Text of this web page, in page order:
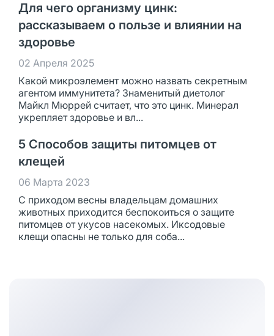
Для чего организму цинк:
рассказываем о пользе и влиянии на
здоровье
02 Апреля 2025
Какой микроэлемент можно назвать секретным
агентом иммунитета? Знаменитый диетолог
Майкл Мюррей считает, что это цинк. Минерал
укрепляет здоровье и вл...
5 Способов защиты питомцев от
клещей
06 Марта 2023
С приходом весны владельцам домашних
животных приходится беспокоиться о защите
питомцев от укусов насекомых. Иксодовые
клещи опасны не только для соба...